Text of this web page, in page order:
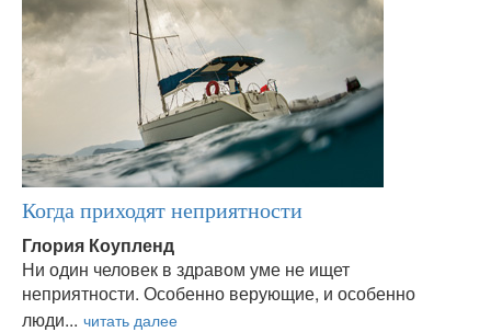
Когда приходят неприятности
Глория Коупленд
Ни один человек в здравом уме не ищет
неприятности. Особенно верующие, и особенно
люди...